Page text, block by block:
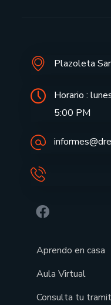
Plazoleta
Horario :
5:00 PM
Aprendo en casa
Aula Virtual
Consulta tu